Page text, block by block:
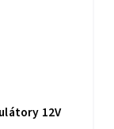
12V